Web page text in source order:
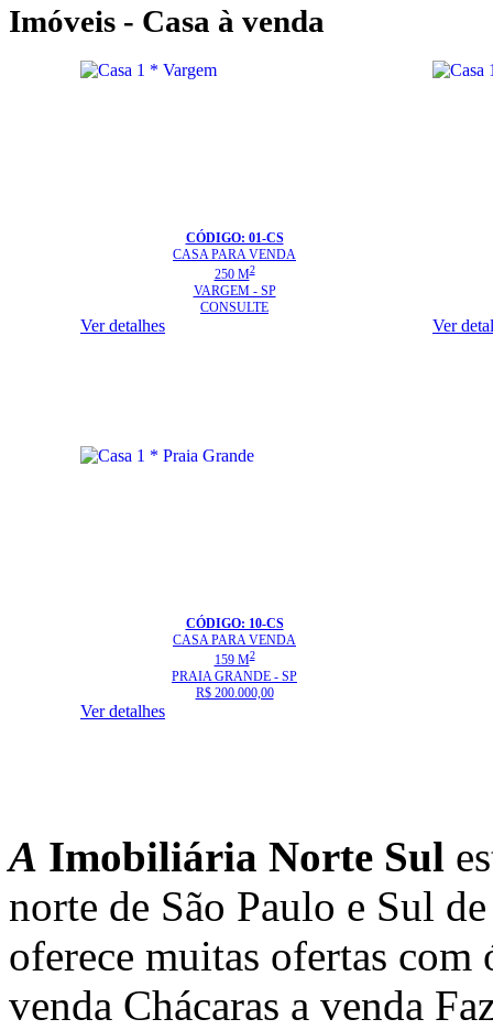
Imóveis - Casa à venda
CÓDIGO: 01-CS
CASAPARA VENDA
250 M2
VARGEM - SP
CONSULTE
Ver detalhes Ver
CÓDIGO: 10-CS
CASAPARA VENDA
159 M2
PRAIA GRANDE - SP
R$ 200.000,00
Ver detalhes
A Imobiliária Norte Sul
norte de São Paulo e Sul
oferece muitas ofertas com
venda Chácaras a venda